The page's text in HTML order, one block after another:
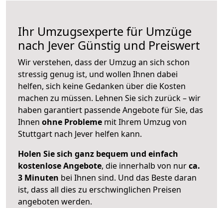
Ihr Umzugsexperte für Umzüge
nach Jever Günstig und Preiswert
Wir verstehen, dass der Umzug an sich schon
stressig genug ist, und wollen Ihnen dabei
helfen, sich keine Gedanken über die Kosten
machen zu müssen. Lehnen Sie sich zurück – wir
haben garantiert passende Angebote für Sie, das
Ihnen ohne Probleme mit Ihrem Umzug von
Stuttgart nach Jever helfen kann.
Holen Sie sich ganz bequem und einfach
kostenlose Angebote, die innerhalb von nurca.
3 Minuten bei Ihnen sind. Und das Beste daran
ist, dass all dies zu erschwinglichen Preisen
angeboten werden.